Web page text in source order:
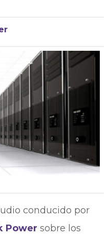
conducido por
Power sobre los